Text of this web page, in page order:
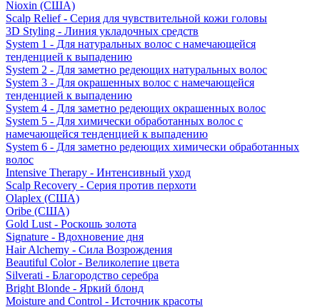
Nioxin (США)
Scalp Relief - Серия для чувствительной кожи головы
3D Styling - Линия укладочных средств
System 1 - Для натуральных волос с намечающейся
тенденцией к выпадению
System 2 - Для заметно редеющих натуральных волос
System 3 - Для окрашенных волос с намечающейся
тенденцией к выпадению
System 4 - Для заметно редеющих окрашенных волос
System 5 - Для химически обработанных волос с
намечающейся тенденцией к выпадению
System 6 - Для заметно редеющих химически обработанных
волос
Intensive Therapy - Интенсивный уход
Scalp Recovery - Серия против перхоти
Olaplex (США)
Oribe (США)
Gold Lust - Роскошь золота
Signature - Вдохновение дня
Hair Alchemy - Сила Возрождения
Beautiful Color - Великолепие цвета
Silverati - Благородство серебра
Bright Blonde - Яркий блонд
Moisture and Control - Источник красоты